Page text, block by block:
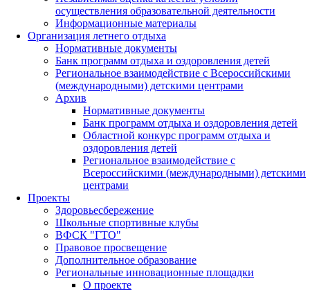
осуществления образовательной деятельности
Информационные материалы
Организация летнего отдыха
Нормативные документы
Банк программ отдыха и оздоровления детей
Региональное взаимодействие с Всероссийскими
(международными) детскими центрами
Архив
Нормативные документы
Банк программ отдыха и оздоровления детей
Областной конкурс программ отдыха и
оздоровления детей
Региональное взаимодействие с
Всероссийскими (международными) детскими
центрами
Проекты
Здоровьесбережение
Школьные спортивные клубы
ВФСК "ГТО"
Правовое просвещение
Дополнительное образование
Региональные инновационные площадки
О проекте